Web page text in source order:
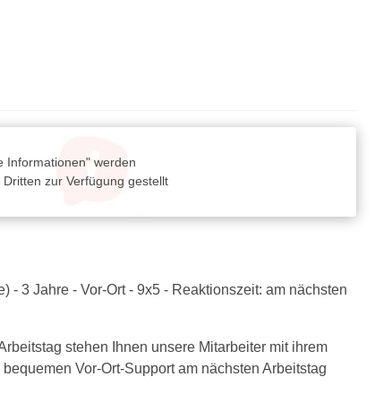
Informationen" werden
zur Verfügung gestellt
3 Jahre - Vor-Ort - 9x5 - Reaktionszeit: am nächsten
stehen Ihnen unsere Mitarbeiter mit ihrem
Vor-Ort-Support am nächsten Arbeitstag